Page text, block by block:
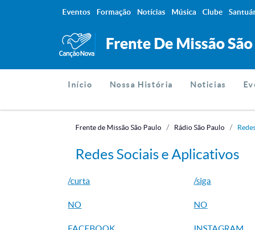
Frente De Missão
Início Nossa História Noticias
Frente de Missão São Paulo Rádio São Paulo
Redes Sociais e Aplicativos
/curta
NO
/siga
NO
Eventos Formação Notícias Música Clube